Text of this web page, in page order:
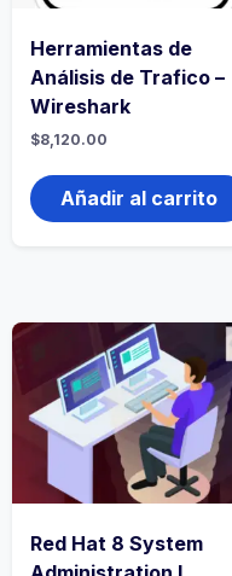
Herramientas de
Análisis de Trafico –
Wireshark
$8,120.00
Añadir al carrito
Red Hat 8 System